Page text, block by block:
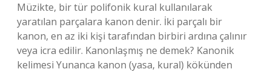
Müzikte, bir tür polifonik kural kullanılarak
yaratılan parçalara kanon denir. İki parçalı bir
kanon, en az iki kişi tarafından birbiri ardına çalınır
veya icra edilir. Kanonlaşmış ne demek? Kanonik
kelimesi Yunanca kanon (yasa, kural) kökünden